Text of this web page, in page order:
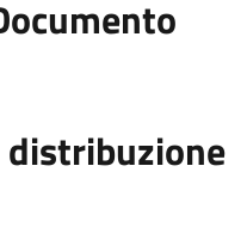
distribuzione